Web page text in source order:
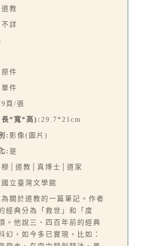
道教
不詳
原件
單件
9頁/張
長*寬*高): 29.7*21cm
: 影像(圖片)
:是
穆│道教│真博士│道家
國立臺灣文學館
關於道教的一篇筆記。作者
經典分為「救世」和「度
。他說三、四百年前的經典
幻，如今多已實現，比如：